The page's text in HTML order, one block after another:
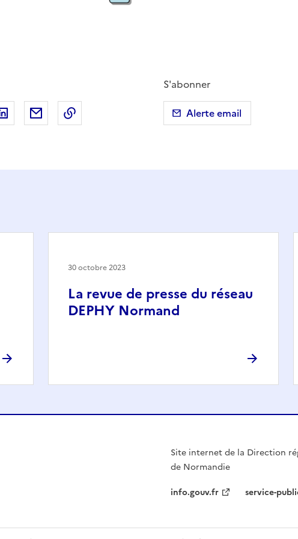
Facebooksur X (anciennement Twitter)
Partager sur LinkedIn
Partager par emailCopier dans le presse-papier
S'abonner
Alerte email
La revue de presse du réseau
DEPHY Normand
30 octobre 2023
Site internet de la Direction
de Normandie
info.gouv.fr
service-